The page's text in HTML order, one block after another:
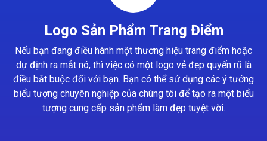
Logo Sản Phẩm Trang Điểm
Nếu bạn đang điều hành một thương hiệu trang điểm hoặc
dự định ra mắt nó, thì việc có một logo vẻ đẹp quyến rũ là
điều bắt buộc đối với bạn. Bạn có thể sử dụng các ý tưởng
biểu tượng chuyên nghiệp của chúng tôi để tạo ra một biểu
tượng cung cấp sản phẩm làm đẹp tuyệt vời.